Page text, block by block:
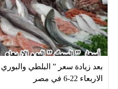
بعد زيادة سعر ” البلطي
الاربعاء 22-6 في مصر